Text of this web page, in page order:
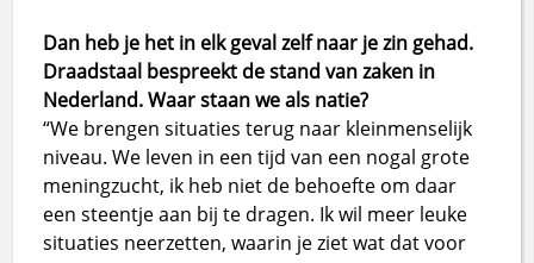
Dan heb je het in elk geval zelf naar je zin gehad.
Draadstaal bespreekt de stand van zaken in
Nederland. Waar staan we als natie?
“We brengen situaties terug naar kleinmenselijk
niveau. We leven in een tijd van een nogal grote
meningzucht, ik heb niet de behoefte om daar
een steentje aan bij te dragen. Ik wil meer leuke
situaties neerzetten, waarin je ziet wat dat voor